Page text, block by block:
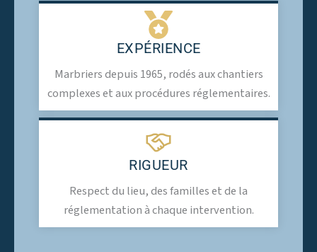
EXPÉRIENCE
Marbriers depuis 1965, rodés aux chantiers
complexes et aux procédures réglementaires.
RIGUEUR
Respect du lieu, des familles et de la
réglementation à chaque intervention.